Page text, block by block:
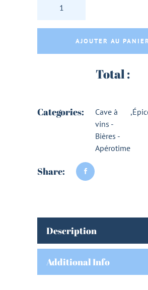
AJOUTER AU
Total :
Categories:
Cave à
vins -
Bières -
Apérotime
,
Share:
Description
Additional Info